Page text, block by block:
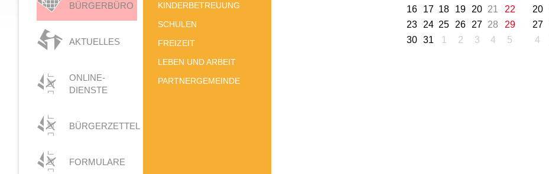
BÜRGERBÜRO
AKTUELLES
ONLINE-
DIENSTE
BÜRGERZETTEL
FORMULARE
KINDERBETREUUNG
SCHULEN
FREIZEIT
LEBEN UND ARBEIT
PARTNERGEMEINDE
16
17 18 19 20 21
22
23
24 25 26 27 28
29
30
31 1 2 3 4 5
20
27
4